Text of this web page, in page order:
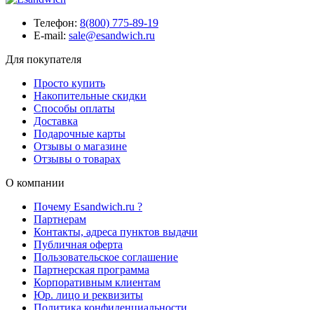
Телефон: 8(800) 775-89-19
E-mail: sale@esandwich.ru
Для покупателя
Просто купить
Накопительные скидки
Способы оплаты
Доставка
Подарочные карты
Отзывы о магазине
Отзывы о товарах
О компании
Почему Esandwich.ru ?
Партнерам
Контакты, адреса пунктов выдачи
Публичная оферта
Пользовательское соглашение
Партнерская программа
Корпоративным клиентам
Юр. лицо и реквизиты